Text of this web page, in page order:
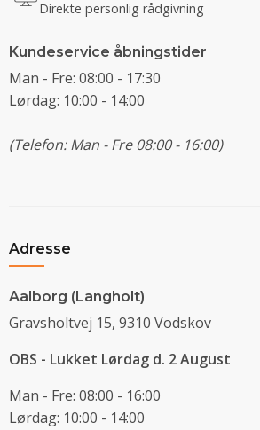
Direkte personlig rådgivning
Kundeservice åbningstider
Man - Fre: 08:00 - 17:30
Lørdag: 10:00 - 14:00
(Telefon: Man - Fre 08:00 - 16:00)
Adresse
Aalborg (Langholt)
Gravsholtvej 15, 9310 Vodskov
OBS - Lukket Lørdag d. 2 August
Man - Fre: 08:00 - 16:00
Lørdag: 10:00 - 14:00